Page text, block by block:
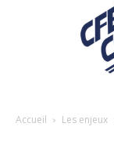
Accueil Les enjeux